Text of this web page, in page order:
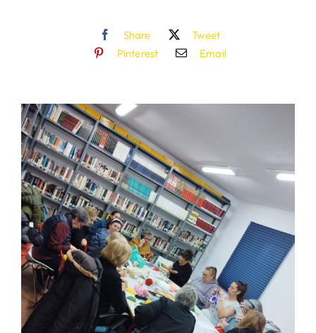
Share
Tweet
Pinterest
Email